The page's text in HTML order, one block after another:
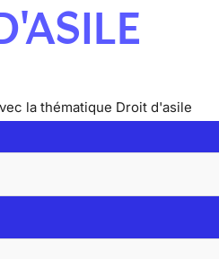
la thématique Droit d'asile